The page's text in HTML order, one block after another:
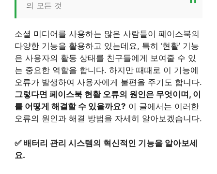
의 모든 것
소셜 미디어를 사용하는 많은 사람들이 페이스북의
다양한 기능을 활용하고 있는데요, 특히 ‘현활’ 기능
은 사용자의 활동 상태를 친구들에게 보여줄 수 있
는 중요한 역할을 합니다. 하지만 때때로 이 기능에
오류가 발생하여 사용자에게 불편을 주기도 합니다.
그렇다면 페이스북 현활 오류의 원인은 무엇이며, 이
를 어떻게 해결할 수 있을까요? 이 글에서는 이러한
오류의 원인과 해결 방법을 자세히 알아보겠습니다.
✅ 배터리 관리 시스템의 혁신적인 기능을 알아보세
요.